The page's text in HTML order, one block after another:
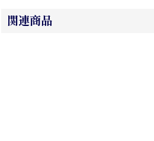
関連商品